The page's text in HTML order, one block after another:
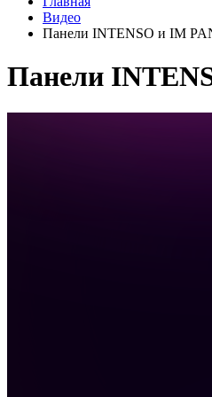
Видео
Панели INTENSO и IM
Панели